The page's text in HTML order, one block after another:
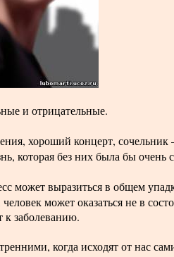
и отрицательные.
хороший концерт,
которая без них была бы очень
может выразиться в общем
может оказаться не в
к заболеванию.
когда исходят от нас